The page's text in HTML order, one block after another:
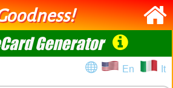
Generator
En It